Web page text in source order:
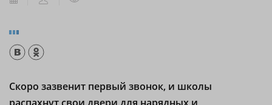
Скоро зазвенит первый звонок, и школы